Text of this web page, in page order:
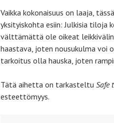
Vaikka kokonaisuus on laaja,
yksityiskohta esiin: Julkisia tiloja
välttämättä ole oikeat
haastava, joten nousukulma voi
tarkoitus olla hauska, joten
Tätä aihetta on tarkasteltu Safe
esteettömyys.